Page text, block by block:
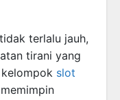
terlalu jauh,
tirani yang
kelompok slot